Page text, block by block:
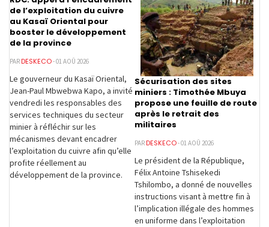
de l’exploitation du cuivre
au Kasaï Oriental pour
booster le développement
de la province
PAR DESKECO- 01 AOÛ 2026
Le gouverneur du Kasaï Oriental,
Jean-Paul Mbwebwa Kapo, a invité
vendredi les responsables des
services techniques du secteur
minier à réfléchir sur les
mécanismes devant encadrer
l’exploitation du cuivre afin qu’elle
profite réellement au
développement de la province.
Sécurisation des sites
miniers : Timothée Mbuya
propose une feuille de route
après le retrait des
militaires
PAR DESKECO- 01 AOÛ 2026
Le président de la République,
Félix Antoine Tshisekedi
Tshilombo, a donné de nouvelles
instructions visant à mettre fin à
l’implication illégale des hommes
en uniforme dans l’exploitation